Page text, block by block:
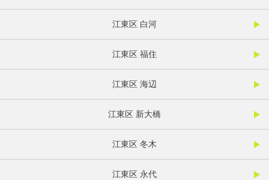
江東区 白河
江東区 福住
江東区 海辺
江東区 新大橋
江東区 冬木
江東区 永代